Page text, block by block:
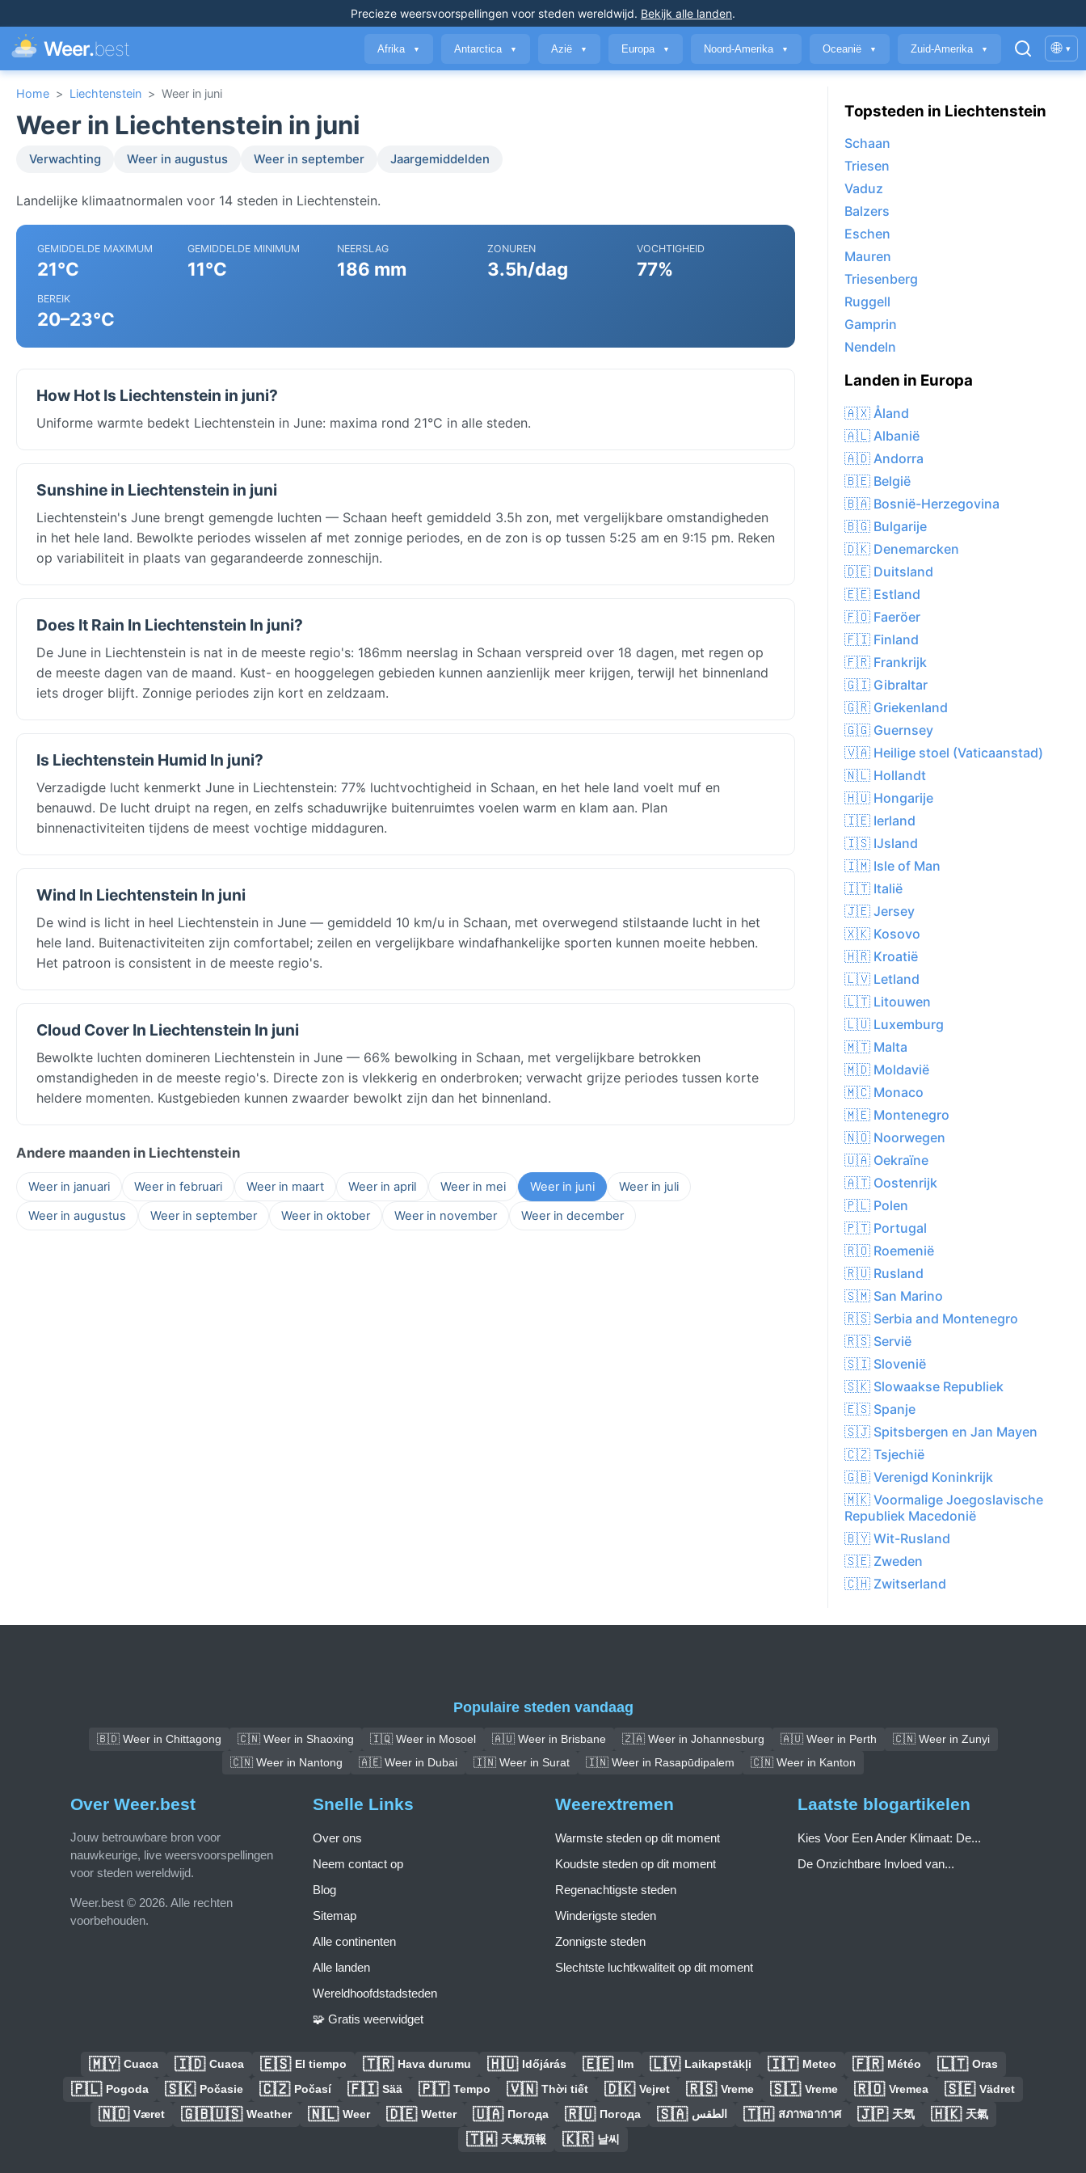
Precieze weersvoorspellingen voor steden wereldwijd. Bekijk alle landen.
Weer.best Afrika ▼ Antarctica ▼ Azië ▼ Europa ▼ Noord-Amerika ▼ Oceanië ▼ Zuid-Amerika ▼ 🌐 ▾
Home > Liechtenstein > Weer in juni
Weer in Liechtenstein in juni
Verwachting Weer in augustus Weer in september Jaargemiddelden
Landelijke klimaatnormalen voor 14 steden in Liechtenstein.
GEMIDDELDE MAXIMUM
21°C
GEMIDDELDE MINIMUM
11°C
NEERSLAG
186 mm
ZONUREN
3.5h/dag
VOCHTIGHEID
77%
BEREIK
20–23°C
How Hot Is Liechtenstein in juni?
Uniforme warmte bedekt Liechtenstein in June: maxima rond 21°C in alle steden.
Sunshine in Liechtenstein in juni
Liechtenstein's June brengt gemengde luchten — Schaan heeft gemiddeld 3.5h zon, met vergelijkbare omstandigheden
in het hele land. Bewolkte periodes wisselen af met zonnige periodes, en de zon is op tussen 5:25 am en 9:15 pm. Reken
op variabiliteit in plaats van gegarandeerde zonneschijn.
Does It Rain In Liechtenstein In juni?
De June in Liechtenstein is nat in de meeste regio's: 186mm neerslag in Schaan verspreid over 18 dagen, met regen op
de meeste dagen van de maand. Kust- en hooggelegen gebieden kunnen aanzienlijk meer krijgen, terwijl het binnenland
iets droger blijft. Zonnige periodes zijn kort en zeldzaam.
Is Liechtenstein Humid In juni?
Verzadigde lucht kenmerkt June in Liechtenstein: 77% luchtvochtigheid in Schaan, en het hele land voelt muf en
benauwd. De lucht druipt na regen, en zelfs schaduwrijke buitenruimtes voelen warm en klam aan. Plan
binnenactiviteiten tijdens de meest vochtige middaguren.
Wind In Liechtenstein In juni
De wind is licht in heel Liechtenstein in June — gemiddeld 10 km/u in Schaan, met overwegend stilstaande lucht in het
hele land. Buitenactiviteiten zijn comfortabel; zeilen en vergelijkbare windafhankelijke sporten kunnen moeite hebben.
Het patroon is consistent in de meeste regio's.
Cloud Cover In Liechtenstein In juni
Bewolkte luchten domineren Liechtenstein in June — 66% bewolking in Schaan, met vergelijkbare betrokken
omstandigheden in de meeste regio's. Directe zon is vlekkerig en onderbroken; verwacht grijze periodes tussen korte
heldere momenten. Kustgebieden kunnen zwaarder bewolkt zijn dan het binnenland.
Andere maanden in Liechtenstein
Weer in januari Weer in februari Weer in maart Weer in april Weer in mei Weer in juni
Weer in juli
Weer in augustus
Weer in september Weer in oktober Weer in november Weer in december
Topsteden in Liechtenstein
Schaan
Triesen
Vaduz
Balzers
Eschen
Mauren
Triesenberg
Ruggell
Gamprin
Nendeln
Landen in Europa
🇦🇽 Åland
🇦🇱 Albanië
🇦🇩 Andorra
🇧🇪 België
🇧🇦 Bosnië-Herzegovina
🇧🇬 Bulgarije
🇩🇰 Denemarcken
🇩🇪 Duitsland
🇪🇪 Estland
🇫🇴 Faeröer
🇫🇮 Finland
🇫🇷 Frankrijk
🇬🇮 Gibraltar
🇬🇷 Griekenland
🇬🇬 Guernsey
🇻🇦 Heilige stoel (Vaticaanstad)
🇳🇱 Hollandt
🇭🇺 Hongarije
🇮🇪 Ierland
🇮🇸 IJsland
🇮🇲 Isle of Man
🇮🇹 Italië
🇯🇪 Jersey
🇽🇰 Kosovo
🇭🇷 Kroatië
🇱🇻 Letland
🇱🇹 Litouwen
🇱🇺 Luxemburg
🇲🇹 Malta
🇲🇩 Moldavië
🇲🇨 Monaco
🇲🇪 Montenegro
🇳🇴 Noorwegen
🇺🇦 Oekraïne
🇦🇹 Oostenrijk
🇵🇱 Polen
🇵🇹 Portugal
🇷🇴 Roemenië
🇷🇺 Rusland
🇸🇲 San Marino
🇷🇸 Serbia and Montenegro
🇷🇸 Servië
🇸🇮 Slovenië
🇸🇰 Slowaakse Republiek
🇪🇸 Spanje
🇸🇯 Spitsbergen en Jan Mayen
🇨🇿 Tsjechië
🇬🇧 Verenigd Koninkrijk
🇲🇰 Voormalige Joegoslavische
Republiek Macedonië
🇧🇾 Wit-Rusland
🇸🇪 Zweden
🇨🇭 Zwitserland
Populaire steden vandaag
🇧🇩 Weer in Chittagong 🇨🇳 Weer in Shaoxing 🇮🇶 Weer in Mosoel 🇦🇺 Weer in Brisbane 🇿🇦 Weer in Johannesburg 🇦🇺 Weer in Perth
🇨🇳 Weer in Zunyi
🇨🇳 Weer in Nantong
🇦🇪 Weer in Dubai 🇮🇳 Weer in Surat 🇮🇳 Weer in Rasapūdipalem 🇨🇳 Weer in Kanton
Over Weer.best
Jouw betrouwbare bron voor
nauwkeurige, live weersvoorspellingen
voor steden wereldwijd.
Weer.best © 2026. Alle rechten
voorbehouden.
Snelle Links
Over ons
Neem contact op
Blog
Sitemap
Alle continenten
Alle landen
Wereldhoofdstadsteden
🧩 Gratis weerwidget
Weerextremen
Warmste steden op dit moment
Koudste steden op dit moment
Regenachtigste steden
Winderigste steden
Zonnigste steden
Slechtste luchtkwaliteit op dit moment
Laatste blogartikelen
Kies Voor Een Ander Klimaat: De...
De Onzichtbare Invloed van...
🇲🇾 Cuaca 🇮🇩 Cuaca 🇪🇸 El tiempo 🇹🇷 Hava durumu 🇭🇺 Időjárás 🇪🇪 Ilm 🇱🇻 Laikapstākļi 🇮🇹 Meteo 🇫🇷 Météo 🇱🇹 Oras
🇵🇱 Pogoda 🇸🇰 Počasie 🇨🇿 Počasí 🇫🇮 Sää 🇵🇹 Tempo 🇻🇳 Thời tiết 🇩🇰 Vejret 🇷🇸 Vreme 🇸🇮 Vreme 🇷🇴 Vremea 🇸🇪 Vädret
🇳🇴 Været 🇬🇧🇺🇸 Weather 🇳🇱 Weer 🇩🇪 Wetter 🇺🇦 Погода 🇷🇺 Погода 🇸🇦 الطقس 🇹🇭 สภาพอากาศ 🇯🇵 天気 🇭🇰 天氣
🇹🇼 天氣預報 🇰🇷 날씨